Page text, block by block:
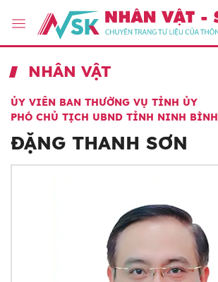
NHÂN VẬT
ỦY VIÊN BAN THƯỜNG VỤ TỈNH ỦY
PHÓ CHỦ TỊCH UBND TỈNH NINH BÌNH
ĐẶNG THANH SƠN